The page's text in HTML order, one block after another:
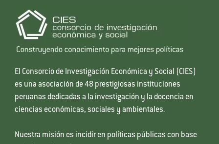
El Consorcio de Investigación Económica y Social (CIES)
es una asociación de 48 prestigiosas instituciones
peruanas dedicadas a la investigación y la docencia en
ciencias económicas, sociales y ambientales.
Nuestra misión es incidir en políticas públicas con base